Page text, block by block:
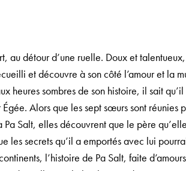
au détour d’une ruelle. Doux et
et découvre à son côté l’amour et la
heures sombres de son histoire, il sait
Alors que les sept sœurs sont réunies
Salt, elles découvrent que le père
les secrets qu’il a emportés avec lui
l’histoire de Pa Salt, faite